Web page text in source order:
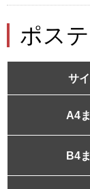
ポス
サ
A4
B4